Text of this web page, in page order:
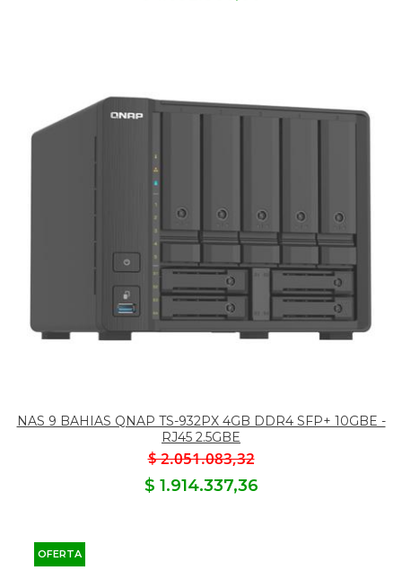
NAS 9 BAHIAS QNAP TS-932PX 4GB DDR4 SFP+ 10GBE -
RJ45 2.5GBE
$ 2.051.083,32
$ 1.914.337,36
OFERTA